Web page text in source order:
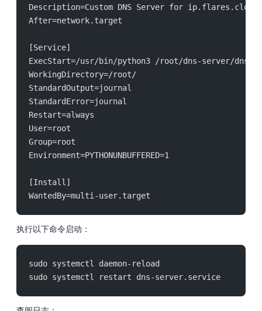
Description=Custom DNS Server for ip.flares.cloud
After=network.target
[Service]
ExecStart=/usr/bin/python3 /root/dns-server/
WorkingDirectory=/root/
StandardOutput=journal
StandardError=journal
Restart=always
User=root
Group=root
Environment=PYTHONUNBUFFERED=1
[Install]
WantedBy=multi-user.target
执行以下命令启动：
sudo systemctl daemon-reload
sudo systemctl restart dns-server.service